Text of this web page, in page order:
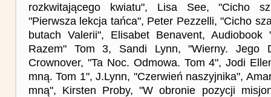
rozkwitającego kwiatu", Lisa See, "Cicho
"Pierwsza lekcja tańca", Peter Pezzelli, "Cicho
butach Valerii", Elisabet Benavent, Audiobook
Razem" Tom 3, Sandi Lynn, "Wierny. Jego
Crownover, "Ta Noc. Odmowa. Tom 4", Jodi
mną. Tom 1", J.Lynn, "Czerwień naszyjnika",
mną", Kirsten Proby, "W obronie pozycji